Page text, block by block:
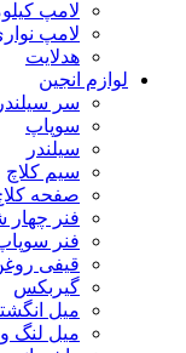
لامپ
لامپ
هدلایت
لوازم انجین
سر سیلندر
سوپاپ
سیلندر
سیم کلاچ
صفحه
فنر چهار
فنر
قیفی
گیربکس
میل
میل لنگ